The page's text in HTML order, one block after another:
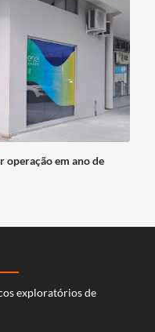
operação em ano de
exploratórios de